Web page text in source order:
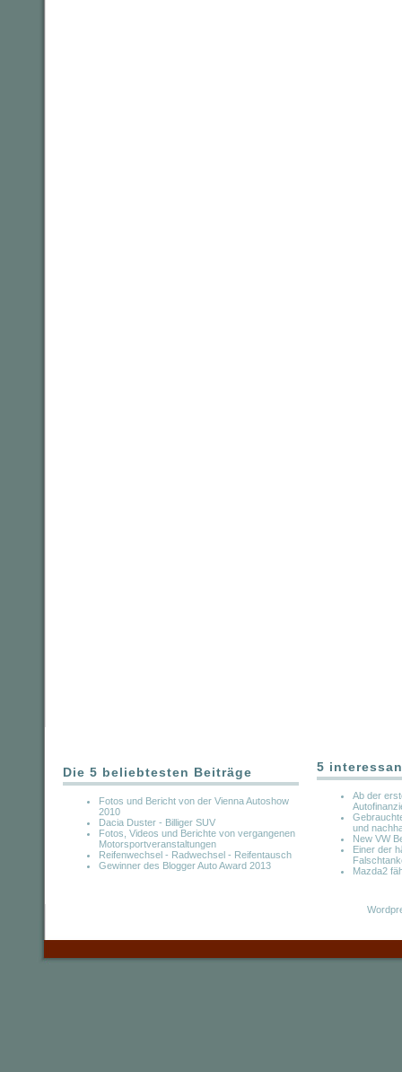
Die 5 beliebtesten Beiträge
Fotos und Bericht von der Vienna Autoshow
2010
Dacia Duster - Billiger SUV
Fotos, Videos und Berichte von vergangenen
Motorsportveranstaltungen
Reifenwechsel - Radwechsel - Reifentausch
Gewinner des Blogger Auto Award 2013
5
Ab der
und
New VW
Einer der
Mazda2